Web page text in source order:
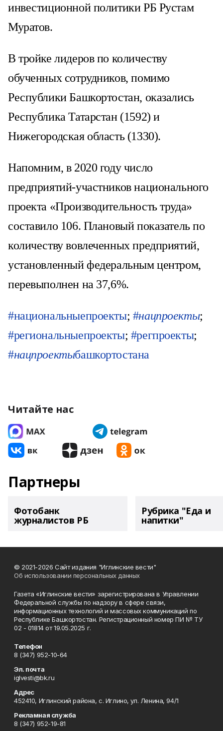
инвестиционной политики РБ Рустам
Муратов.
В тройке лидеров по количеству
обученных сотрудников, помимо
Республики Башкортостан, оказались
Республика Татарстан (1592) и
Нижегородская область (1330).
Напомним, в 2020 году число
предприятий-участников национального
проекта «Производительность труда»
составило 106. Плановый показатель по
количеству вовлеченных предприятий,
установленный федеральным центром,
перевыполнен на 37,6%.
#национальныепроекты; #нацпроекты;
#региональныепроекты; #регпроекты;
#нацпроектыбашкортостана
Читайте нас
Партнеры
Фотобанк
журналистов РБ
Рубрика "Еда и
напитки"
© 2021-2026 Сайт издания "Иглинские вести"
Об использовании персональных данных
Газета «Иглинские вести» зарегистрирована в Управлении
Федеральной службы по надзору в сфере связи,
информационных технологий и массовых коммуникаций по
Республике Башкортостан. Регистрационный номер ПИ № ТУ
02 - 01814 от 19.05.2025 г.
Телефон
8 (347) 952-10-64
Эл. почта
iglvesti@bk.ru
Адрес
452410, Иглинский района, с. Иглино, ул. Ленина, 94/1
Рекламная служба
8 (347) 952-19-81